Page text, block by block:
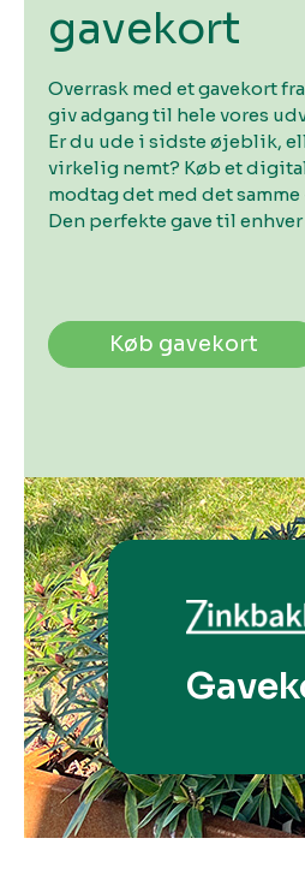
gavekort
Overrask med et gavekort
giv adgang til hele vores
Er du ude i sidste øjeblik,
virkelig nemt? Køb et
modtag det med det
Den perfekte gave til
Køb gavekort